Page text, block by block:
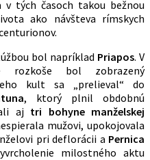
tých časoch takou bežnou
ako návšteva rímskych
bol napríklad Priapos. V
rozkoše bol zobrazený
kult sa „prelieval“ do
, ktorý plnil obdobnú
aj tri bohyne manželskej
mužovi, upokojovala
pri deflorácii a Pernica
milostného aktu